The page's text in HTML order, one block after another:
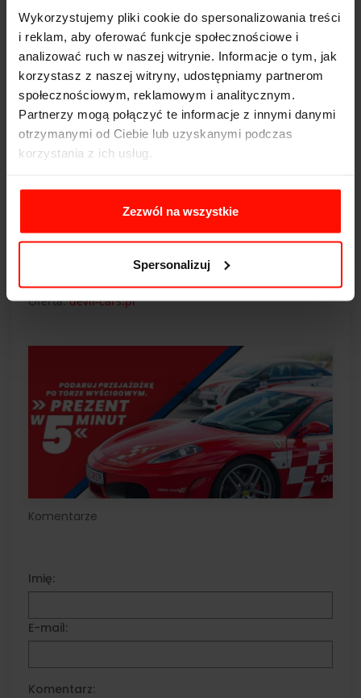
Wykorzystujemy pliki cookie do spersonalizowania treści
i reklam, aby oferować funkcje społecznościowe i
analizować ruch w naszej witrynie. Informacje o tym, jak
korzystasz z naszej witryny, udostępniamy partnerom
społecznościowym, reklamowym i analitycznym.
Partnerzy mogą połączyć te informacje z innymi danymi
otrzymanymi od Ciebie lub uzyskanymi podczas
korzystania z ich usług.
Zezwól na wszystkie
Spersonalizuj
Przełącznik manettino znajduje się również w modelu
Ferrari 458 Italia, którym także możesz przejechać się po
przeczytanie artykułu.
Oferta:devil-cars.pl
Komentarze
Imię:
E-mail:
Komentarz: